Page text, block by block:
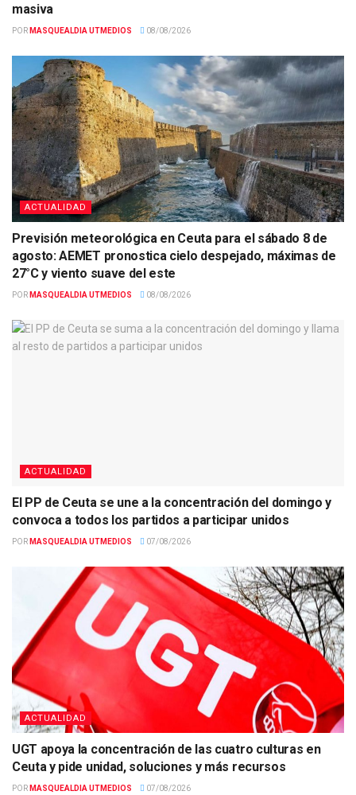
masiva
POR MASQUEALDIA UTMEDIOS 08/08/2026
ACTUALIDAD
Previsión meteorológica en Ceuta para el sábado 8 de
agosto: AEMET pronostica cielo despejado, máximas de
27°C y viento suave del este
POR MASQUEALDIA UTMEDIOS 08/08/2026
ACTUALIDAD
El PP de Ceuta se une a la concentración del domingo y
convoca a todos los partidos a participar unidos
POR MASQUEALDIA UTMEDIOS 07/08/2026
ACTUALIDAD
UGT apoya la concentración de las cuatro culturas en
Ceuta y pide unidad, soluciones y más recursos
POR MASQUEALDIA UTMEDIOS 07/08/2026